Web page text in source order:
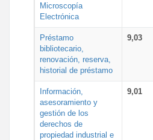
Microscopía
Electrónica
Préstamo
bibliotecario,
renovación, reserva,
historial de préstamo
9,03
Información,
asesoramiento y
gestión de los
derechos de
propiedad industrial e
9,01